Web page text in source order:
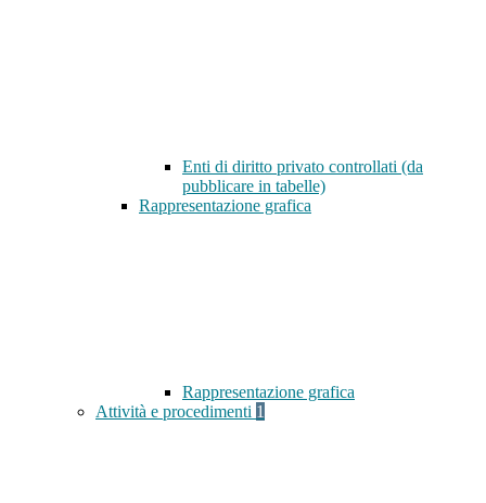
Enti di diritto privato controllati (da
pubblicare in tabelle)
Rappresentazione grafica
Rappresentazione grafica
Attività e procedimenti 1